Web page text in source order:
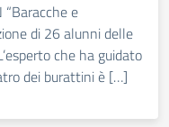
e
di 26 alunni delle
che ha guidato
dei burattini è […]